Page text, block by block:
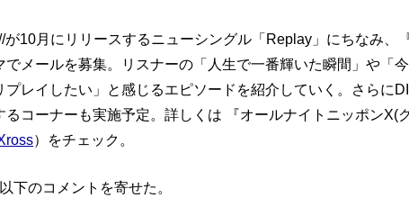
が10月にリリースするニューシングル「Replay」にちなみ、
でメールを募集。リスナーの「人生で一番輝いた瞬間」や「
プレイしたい」と感じるエピソードを紹介していく。さらに
るコーナーも実施予定。詳しくは 『オールナイトニッポンX(
）をチェック。
下のコメントを寄せた。